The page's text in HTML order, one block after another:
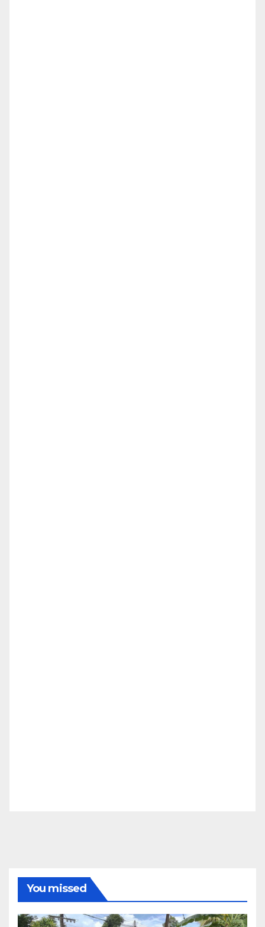
You missed